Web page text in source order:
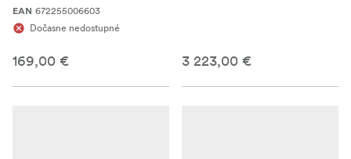
EAN 672255006603
Dočasne nedostupné
169,00 € 3 223,00 €